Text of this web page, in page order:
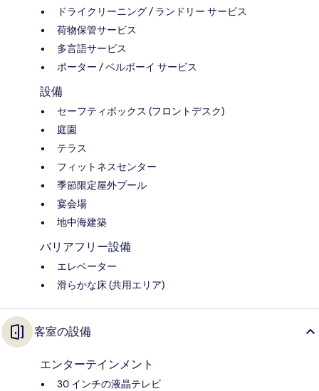
ドライクリーニング / ランドリー サービス
荷物保管サービス
多言語サービス
ポーター / ベルボーイ サービス
設備
セーフティボックス (フロントデスク)
庭園
テラス
フィットネスセンター
季節限定屋外プール
宴会場
地中海建築
バリアフリー設備
エレベーター
滑らかな床 (共用エリア)
客室の設備
エンターテインメント
30 インチの液晶テレビ